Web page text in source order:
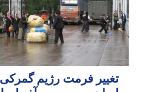
تغییر فرمت رژیم